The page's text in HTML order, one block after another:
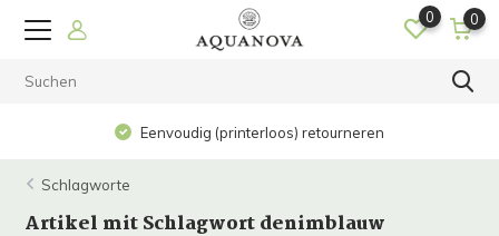
0 0
Eenvoudig (printerloos) retourneren
Schlagworte
Artikel mit Schlagwort denimblauw